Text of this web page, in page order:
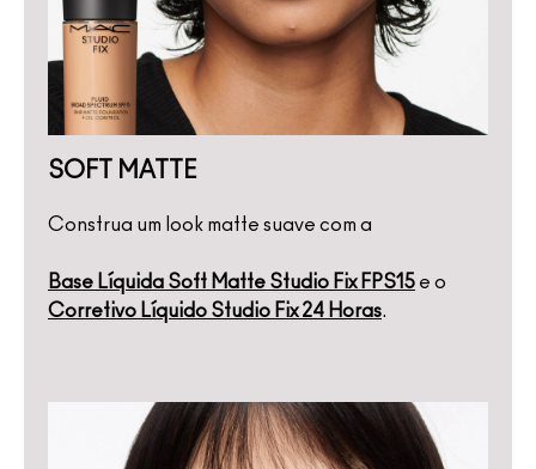
SOFT MATTE
Construa um look matte suave com a
Base Líquida Soft Matte Studio Fix FPS15 e o
Corretivo Líquido Studio Fix 24 Horas.